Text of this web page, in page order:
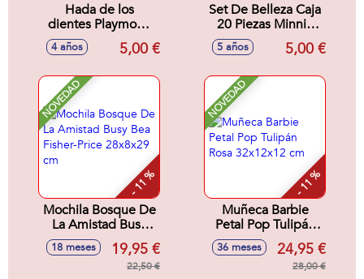
Hada de los
dientes Playmobil
Special Plus.
4 años 5,00 €
Set De Belleza Caja
20 Piezas Minnie
16.5 X 18.0 X 2.0
5 años 5,00 €
NOVEDAD
- 11 %
Mochila Bosque De
La Amistad Busy
Bea Fisher-Price
28x8x29 cm
18 meses 19,95 €
22,50 €
NOVEDAD
- 11 %
Muñeca Barbie
Petal Pop Tulipán
Rosa 32x12x12 cm
36 meses 24,95 €
28,00 €